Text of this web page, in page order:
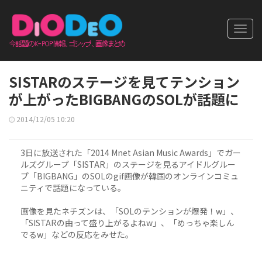
SISTARのステージを見てテンション
が上がったBIGBANGのSOLが話題に
2014/12/05 10:20
3日に放送された「2014 Mnet Asian Music Awards」でガー
ルズグループ「SISTAR」のステージを見るアイドルグルー
プ「BIGBANG」のSOLのgif画像が韓国のオンラインコミュ
ニティで話題になっている。
画像を見たネチズンは、「SOLのテンションが爆発！w」、
「SISTARの曲って盛り上がるよねw」、「めっちゃ楽しん
でるw」などの反応をみせた。